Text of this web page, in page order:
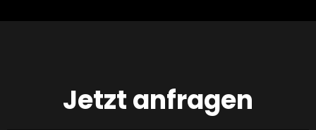
Jetzt anfragen